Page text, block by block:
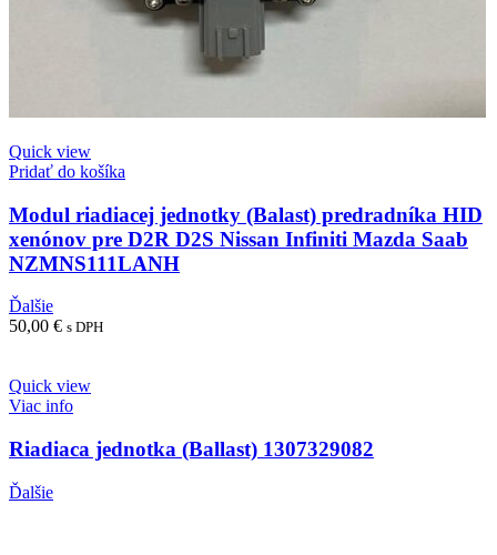
Quick view
Pridať do košíka
Modul riadiacej jednotky (Balast) predradníka HID
xenónov pre D2R D2S Nissan Infiniti Mazda Saab
NZMNS111LANH
Ďalšie
50,00 € s DPH
Quick view
Viac info
Riadiaca jednotka (Ballast) 1307329082
Ďalšie